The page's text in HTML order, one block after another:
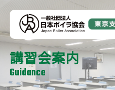
講習会案内
Guidance